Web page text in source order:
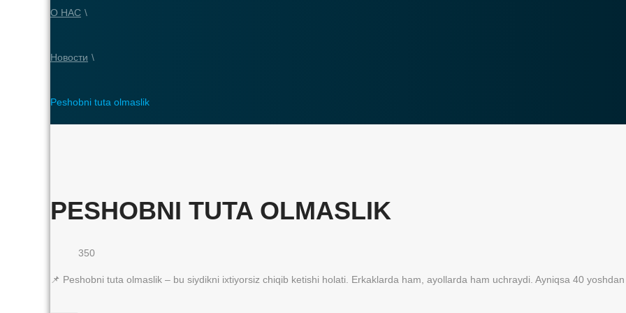
О НАС \
Новости \
Peshobni tuta olmaslik
PESHOBNI TUTA OLMASLIK
350
📌 Peshobni tuta olmaslik – bu siydikni ixtiyorsiz chiqib ketishi holati. Erkaklarda ham, ayollarda ham uchraydi. Ayniqsa 40 yoshdan